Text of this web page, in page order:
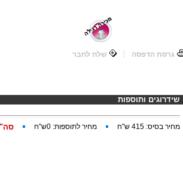
גרסת הדפסה שלח לחבר
שידרוגים ותוספות
מחיר בסיס: 415 ש"ח מחיר לתוספות: 0ש"ח